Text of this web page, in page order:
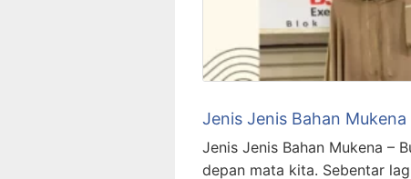
Jenis Jenis Bahan Mukena
Jenis Jenis Bahan Mukena –
depan mata kita. Sebentar